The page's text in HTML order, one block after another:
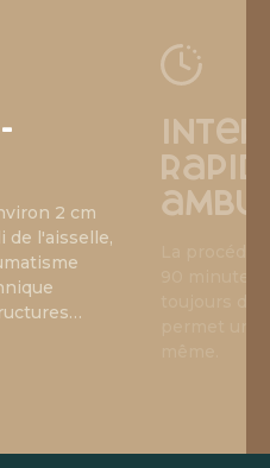
2 cm
de l'aisselle,